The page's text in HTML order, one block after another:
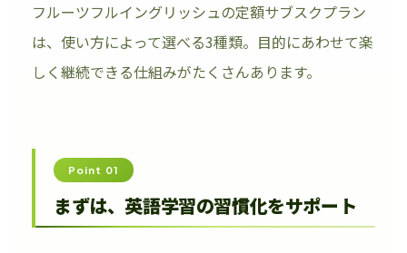
フルーツフルイングリッシュの定額サブスクプラン
は、使い方によって選べる3種類。目的にあわせて楽
しく継続できる仕組みがたくさんあります。
Point 01
まずは、英語学習の習慣化をサポート